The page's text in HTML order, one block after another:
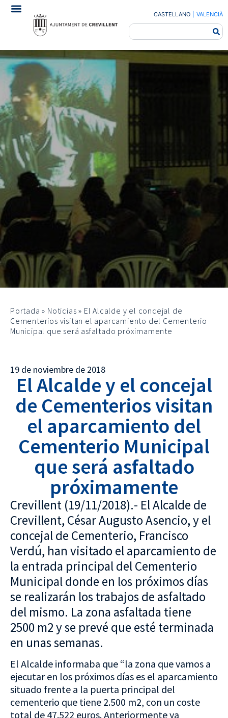
CASTELLANO VALENCIÀ
Portada » Noticias » El Alcalde y el concejal de
Cementerios visitan el aparcamiento del Cementerio
Municipal que será asfaltado próximamente
19 de noviembre de 2018
El Alcalde y el concejal
de Cementerios visitan
el aparcamiento del
Cementerio Municipal
que será asfaltado
próximamente
Crevillent (19/11/2018).- El Alcalde de
Crevillent, César Augusto Asencio, y el
concejal de Cementerio, Francisco
Verdú, han visitado el aparcamiento de
la entrada principal del Cementerio
Municipal donde en los próximos días
se realizarán los trabajos de asfaltado
del mismo. La zona asfaltada tiene
2500 m2 y se prevé que esté terminada
en unas semanas.
El Alcalde informaba que “la zona que vamos a
ejecutar en los próximos días es el aparcamiento
situado frente a la puerta principal del
cementerio que tiene 2.500 m2, con un coste
total de 47.522 euros. Anteriormente ya